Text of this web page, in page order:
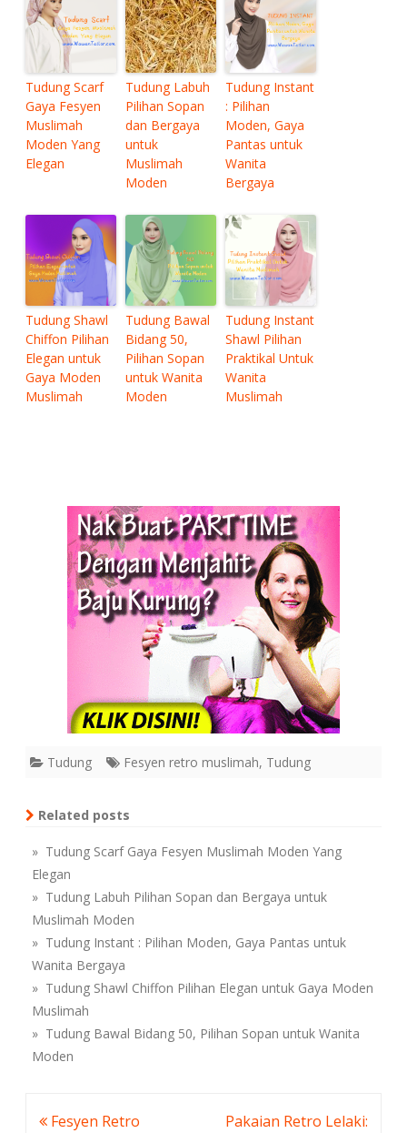
Tudung Scarf
Gaya Fesyen
Muslimah
Moden Yang
Elegan
Tudung Labuh
Pilihan Sopan
dan Bergaya
untuk
Muslimah
Moden
Tudung Instant
: Pilihan
Moden, Gaya
Pantas untuk
Wanita
Bergaya
Tudung Shawl
Chiffon Pilihan
Elegan untuk
Gaya Moden
Muslimah
Tudung Bawal
Bidang 50,
Pilihan Sopan
untuk Wanita
Moden
Tudung Instant
Shawl Pilihan
Praktikal Untuk
Wanita
Muslimah
Tudung Fesyen retro muslimah, Tudung
Related posts
» Tudung Scarf Gaya Fesyen Muslimah Moden Yang
Elegan
» Tudung Labuh Pilihan Sopan dan Bergaya untuk
Muslimah Moden
» Tudung Instant : Pilihan Moden, Gaya Pantas untuk
Wanita Bergaya
» Tudung Shawl Chiffon Pilihan Elegan untuk Gaya Moden
Muslimah
» Tudung Bawal Bidang 50, Pilihan Sopan untuk Wanita
Moden
Post
Fesyen Retro
Pakaian Retro Lelaki: